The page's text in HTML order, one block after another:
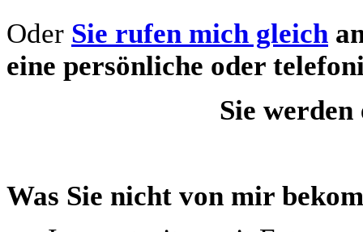
Oder Sie rufen mich gleich
eine persönliche oder
Sie
Was Sie nicht von mir